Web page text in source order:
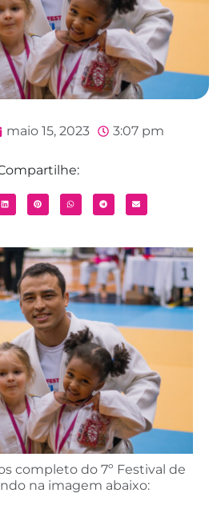
maio 15, 2023 3:07 pm
completo do 7º Festival de
na imagem abaixo: